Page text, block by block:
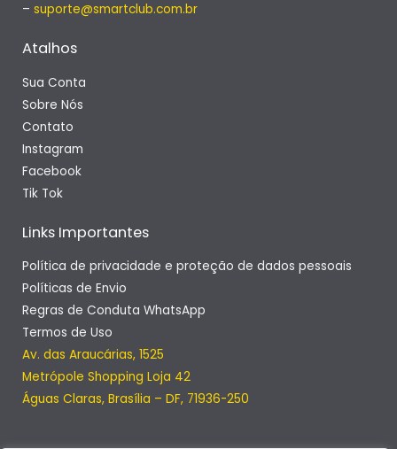
– suporte@smartclub.com.br
Atalhos
Sua Conta
Sobre Nós
Contato
Instagram
Facebook
Tik Tok
Links Importantes
Política de privacidade e proteção de dados pessoais
Políticas de Envio
Regras de Conduta WhatsApp
Termos de Uso
Av. das Araucárias, 1525
Metrópole Shopping Loja 42
Águas Claras, Brasília – DF, 71936-250